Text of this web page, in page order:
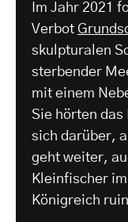
Im Jahr 2021
Verbot
skulpturalen
sterbender
mit einem
Sie hörten
sich darüber,
geht weiter,
Kleinfischer
Königreich